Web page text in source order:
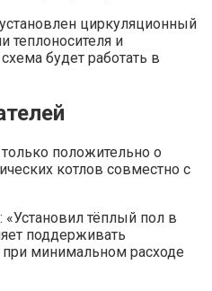
циркуляционный
теплоносителя и
будет работать в
положительно о
котлов совместно с
«Установил тёплый пол в
поддерживать
минимальном расходе